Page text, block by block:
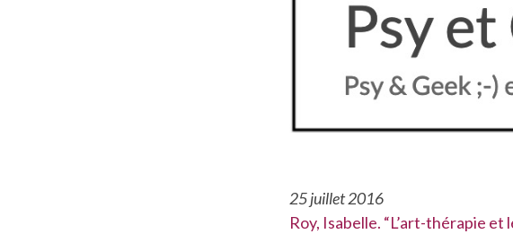
25 juillet 2016
Roy, Isabelle. “L’art-thérapie et